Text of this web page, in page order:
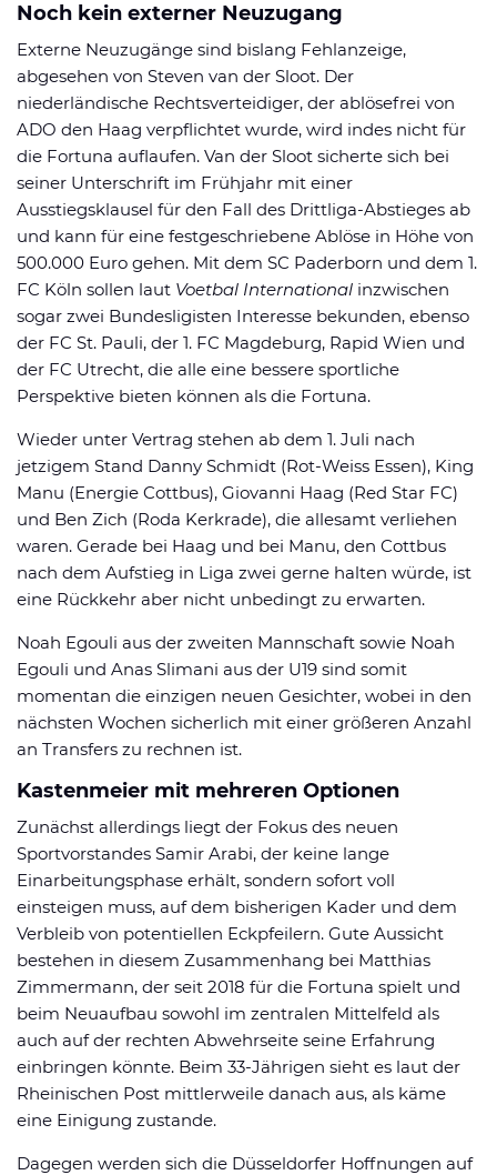
Noch kein externer Neuzugang
Externe Neuzugänge sind bislang Fehlanzeige,
abgesehen von Steven van der Sloot. Der
niederländische Rechtsverteidiger, der ablösefrei von
ADO den Haag verpflichtet wurde, wird indes nicht für
die Fortuna auflaufen. Van der Sloot sicherte sich bei
seiner Unterschrift im Frühjahr mit einer
Ausstiegsklausel für den Fall des Drittliga-Abstieges ab
und kann für eine festgeschriebene Ablöse in Höhe von
500.000 Euro gehen. Mit dem SC Paderborn und dem 1.
FC Köln sollen laut Voetbal International inzwischen
sogar zwei Bundesligisten Interesse bekunden, ebenso
der FC St. Pauli, der 1. FC Magdeburg, Rapid Wien und
der FC Utrecht, die alle eine bessere sportliche
Perspektive bieten können als die Fortuna.
Wieder unter Vertrag stehen ab dem 1. Juli nach
jetzigem Stand Danny Schmidt (Rot-Weiss Essen), King
Manu (Energie Cottbus), Giovanni Haag (Red Star FC)
und Ben Zich (Roda Kerkrade), die allesamt verliehen
waren. Gerade bei Haag und bei Manu, den Cottbus
nach dem Aufstieg in Liga zwei gerne halten würde, ist
eine Rückkehr aber nicht unbedingt zu erwarten.
Noah Egouli aus der zweiten Mannschaft sowie Noah
Egouli und Anas Slimani aus der U19 sind somit
momentan die einzigen neuen Gesichter, wobei in den
nächsten Wochen sicherlich mit einer größeren Anzahl
an Transfers zu rechnen ist.
Kastenmeier mit mehreren Optionen
Zunächst allerdings liegt der Fokus des neuen
Sportvorstandes Samir Arabi, der keine lange
Einarbeitungsphase erhält, sondern sofort voll
einsteigen muss, auf dem bisherigen Kader und dem
Verbleib von potentiellen Eckpfeilern. Gute Aussicht
bestehen in diesem Zusammenhang bei Matthias
Zimmermann, der seit 2018 für die Fortuna spielt und
beim Neuaufbau sowohl im zentralen Mittelfeld als
auch auf der rechten Abwehrseite seine Erfahrung
einbringen könnte. Beim 33-Jährigen sieht es laut der
Rheinischen Post mittlerweile danach aus, als käme
eine Einigung zustande.
Dagegen werden sich die Düsseldorfer Hoffnungen auf